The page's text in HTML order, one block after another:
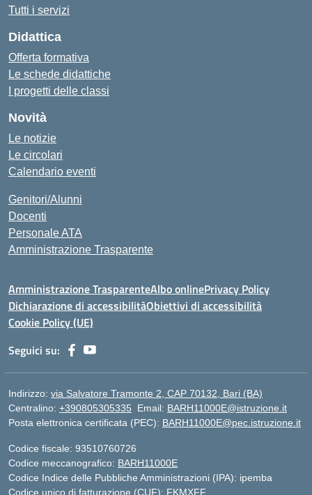
Tutti i servizi
Didattica
Offerta formativa
Le schede didattiche
I progetti delle classi
Novità
Le notizie
Le circolari
Calendario eventi
Genitori/Alunni
Docenti
Personale ATA
Amministrazione Trasparente
Amministrazione TrasparenteAlbo onlinePrivacy Policy
Dichiarazione di accessibilitàObiettivi di accessibilità
Cookie Policy (UE)
Seguici su:
Indirizzo: via Salvatore Tramonte 2, CAP 70132, Bari (BA)
Centralino: +390805305335 Email: BARH11000E@istruzione.it
Posta elettronica certificata (PEC): BARH11000E@pec.istruzione.it
Codice fiscale: 93510760726
Codice meccanografico: BARH11000E
Codice Indice delle Pubbliche Amministrazioni (IPA): ipemba
Codice unico di fatturazione (CUF): FKMXFF